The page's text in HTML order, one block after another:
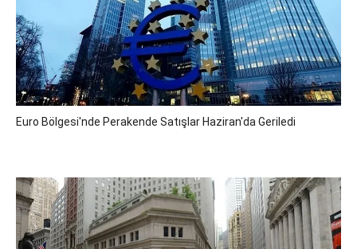
Euro Bölgesi'nde Perakende Satışlar Haziran'da Geriledi